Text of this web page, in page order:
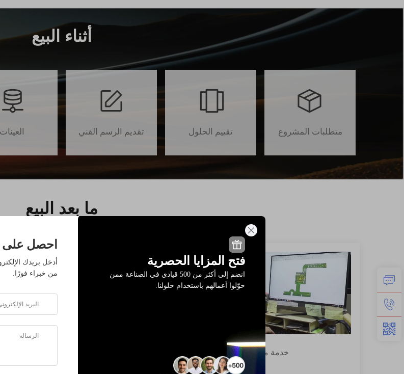
أثناء البيع
متطلبات المشروع تقييم الحلول تقديم الرسم الفني العينات
ما بعد البيع
خدمة مخصصة
فتح المزايا الحصرية
انضم إلى أكثر من 500 قيادي في الصناعة ممن
حوّلوا أعمالهم باستخدام حلولنا.
احصل
أدخل بريدك
من خبراء فورًا.